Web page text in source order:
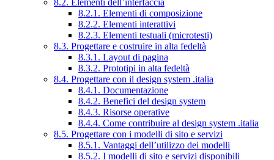
8.2. Elementi dell’interfaccia
8.2.1. Elementi di composizione
8.2.2. Elementi interattivi
8.2.3. Elementi testuali (microtesti)
8.3. Progettare e costruire in alta fedeltà
8.3.1. Layout di pagina
8.3.2. Prototipi in alta fedeltà
8.4. Progettare con il design system .italia
8.4.1. Documentazione
8.4.2. Benefici del design system
8.4.3. Risorse operative
8.4.4. Come contribuire al design system .italia
8.5. Progettare con i modelli di sito e servizi
8.5.1. Vantaggi dell’utilizzo dei modelli
8.5.2. I modelli di sito e servizi disponibili